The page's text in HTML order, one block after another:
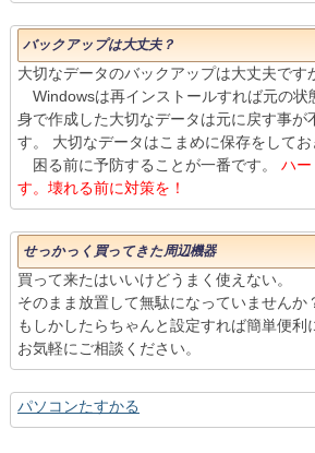
バックアップは大丈夫？
大切なデータのバックアップは大丈夫です
Windowsは再インストールすれば元の状
身で作成した大切なデータは元に戻す事が
す。 大切なデータはこまめに保存をしてお
困る前に予防することが一番です。 ハー
す。壊れる前に対策を！
せっかっく買ってきた周辺機器
買って来たはいいけどうまく使えない。
そのまま放置して無駄になっていませんか
もしかしたらちゃんと設定すれば簡単便利
お気軽にご相談ください。
パソコンたすかる